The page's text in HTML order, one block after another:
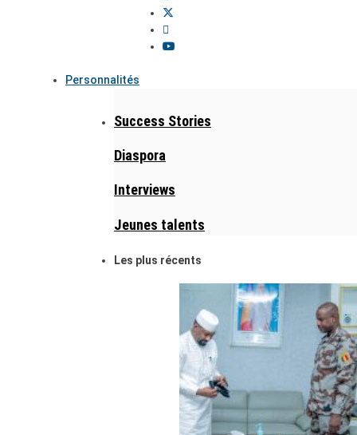
Personnalités
Success Stories
Diaspora
Interviews
Jeunes talents
Les plus récents